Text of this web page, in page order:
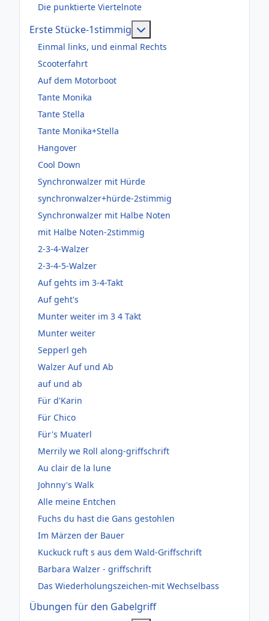
Die punktierte Viertelnote
Erste Stücke-1stimmig
Einmal links, und einmal Rechts
Scooterfahrt
Auf dem Motorboot
Tante Monika
Tante Stella
Tante Monika+Stella
Hangover
Cool Down
Synchronwalzer mit Hürde
synchronwalzer+hürde-2stimmig
Synchronwalzer mit Halbe Noten
mit Halbe Noten-2stimmig
2-3-4-Walzer
2-3-4-5-Walzer
Auf gehts im 3-4-Takt
Auf geht's
Munter weiter im 3 4 Takt
Munter weiter
Sepperl geh
Walzer Auf und Ab
auf und ab
Für d'Karin
Für Chico
Für's Muaterl
Merrily we Roll along-griffschrift
Au clair de la lune
Johnny's Walk
Alle meine Entchen
Fuchs du hast die Gans gestohlen
Im Märzen der Bauer
Kuckuck ruft s aus dem Wald-Griffschrift
Barbara Walzer - griffschrift
Das Wiederholungszeichen-mit Wechselbass
Übungen für den Gabelgriff